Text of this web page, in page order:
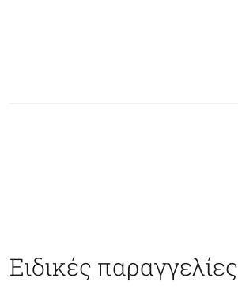
Ειδικές παραγγελίες